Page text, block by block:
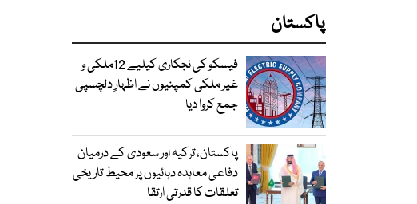
پاکستان
فیسکو کی نجکاری کیلیے 12ملکی و
غیر ملکی کمپنیوں نے اظہارِ دلچسپی
جمع کروا دیا
پاکستان، ترکیہ اور سعودی کے درمیان
دفاعی معاہدہ دہائیوں پر محیط تاریخی
تعلقات کا قدرتی ارتقا